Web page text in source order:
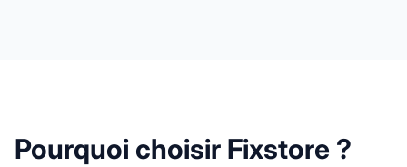
Pourquoi choisir Fixstore ?